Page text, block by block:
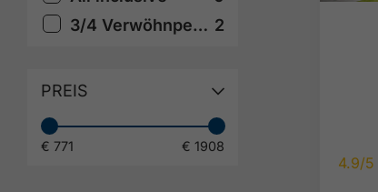
3/4 Verwöhnpension
2
PREIS
€ 771 € 1908
4.9/5